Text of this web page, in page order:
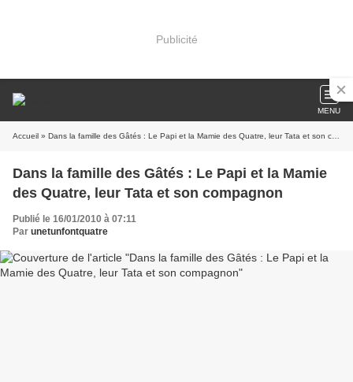
Publicité
MENU
Accueil » Dans la famille des Gâtés : Le Papi et la Mamie des Quatre, leur Tata et son compagnon
Dans la famille des Gâtés : Le Papi et la Mamie
des Quatre, leur Tata et son compagnon
Publié le 16/01/2010 à 07:11
Par unetunfontquatre